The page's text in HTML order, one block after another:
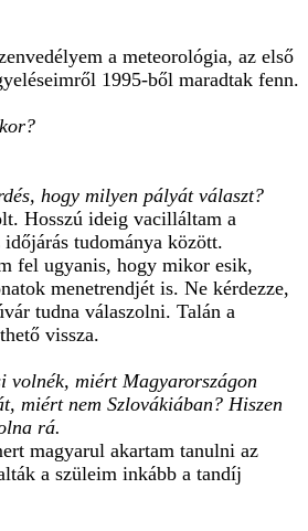
a meteorológia, az első
1995-ből maradtak fenn.
hogy milyen pályát választ?
Hosszú ideig vacilláltam a
időjárás tudománya között.
fel ugyanis, hogy mikor esik,
menetrendjét is. Ne kérdezze,
tudna válaszolni. Talán a
vissza.
volnék, miért Magyarországon
miért nem Szlovákiában? Hiszen
rá.
magyarul akartam tanulni az
a szüleim inkább a tandíj